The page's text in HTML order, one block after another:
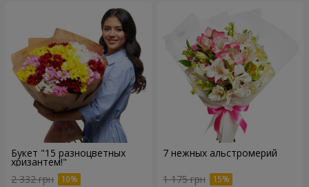
Букет "15 разноцветных
хризантем!"
2 332 грн
7 нежных альстромерий
1 175 грн